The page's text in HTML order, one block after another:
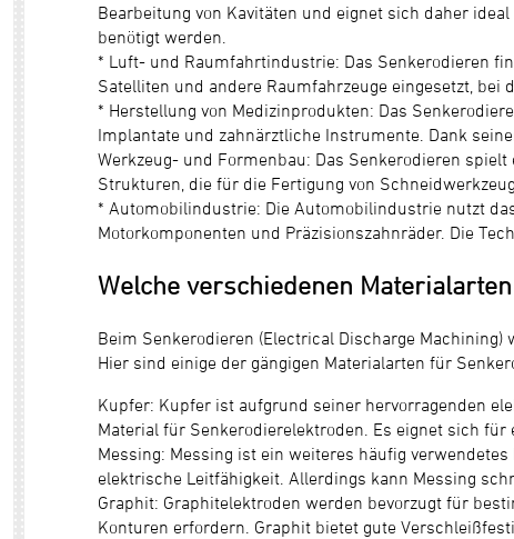
Bearbeitung von Kavitäten und eignet sich daher
benötigt werden.
* Luft- und Raumfahrtindustrie: Das Senkerodieren
Satelliten und andere Raumfahrzeuge eingesetzt,
* Herstellung von Medizinprodukten: Das
Implantate und zahnärztliche Instrumente. Dank
Werkzeug- und Formenbau: Das Senkerodieren
Strukturen, die für die Fertigung von
* Automobilindustrie: Die Automobilindustrie nutzt
Motorkomponenten und Präzisionszahnräder. Die
Welche verschiedenen
Beim Senkerodieren (Electrical Discharge
Hier sind einige der gängigen Materialarten für
Kupfer: Kupfer ist aufgrund seiner hervorragenden
Material für Senkerodierelektroden. Es eignet sich
Messing: Messing ist ein weiteres häufig
elektrische Leitfähigkeit. Allerdings kann Messing
Graphit: Graphitelektroden werden bevorzugt für
Konturen erfordern. Graphit bietet gute